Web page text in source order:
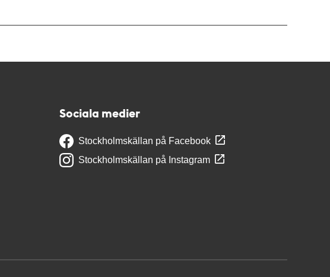
Sociala medier
Stockholmskällan på Facebook
Stockholmskällan på Instagram